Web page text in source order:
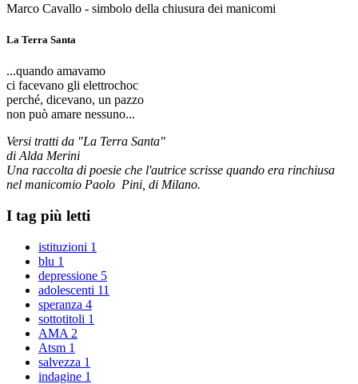
Marco Cavallo - simbolo della chiusura dei manicomi
La Terra Santa
...quando amavamo
ci facevano gli elettrochoc
perché, dicevano, un pazzo
non può amare nessuno...
Versi tratti da "La Terra Santa"
di Alda Merini
Una raccolta di poesie che l'autrice scrisse quando era rinchiusa
nel manicomio Paolo Pini, di Milano.
I tag più letti
istituzioni 1
blu 1
depressione 5
adolescenti 11
speranza 4
sottotitoli 1
AMA 2
Atsm 1
salvezza 1
indagine 1